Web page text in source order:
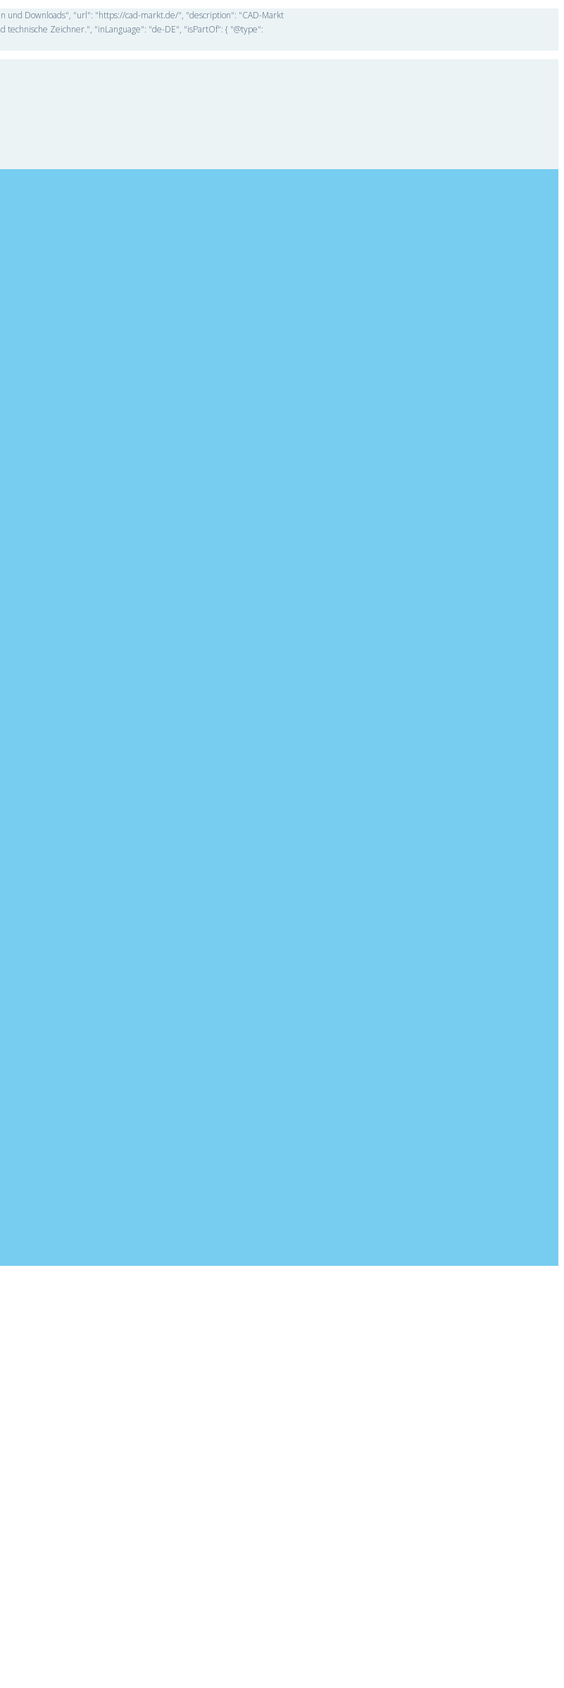
und Downloads", "url": "https://cad-markt.de/", "description": "CAD-Markt
Zeichner.", "inLanguage": "de-DE", "isPartOf": { "@type":